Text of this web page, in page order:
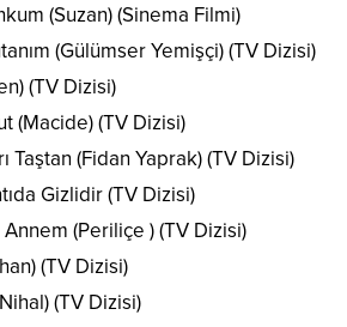
(Suzan) (Sinema Filmi)
(Gülümser Yemişçi) (TV Dizisi)
(TV Dizisi)
(Macide) (TV Dizisi)
Taştan (Fidan Yaprak) (TV Dizisi)
Gizlidir (TV Dizisi)
(Periliçe ) (TV Dizisi)
(TV Dizisi)
(TV Dizisi)